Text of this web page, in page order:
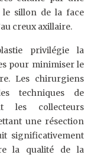
le sillon de la face
creux axillaire.
privilégie la
pour minimiser le
Les chirurgiens
techniques de
les collecteurs
une résection
significativement
la qualité de la